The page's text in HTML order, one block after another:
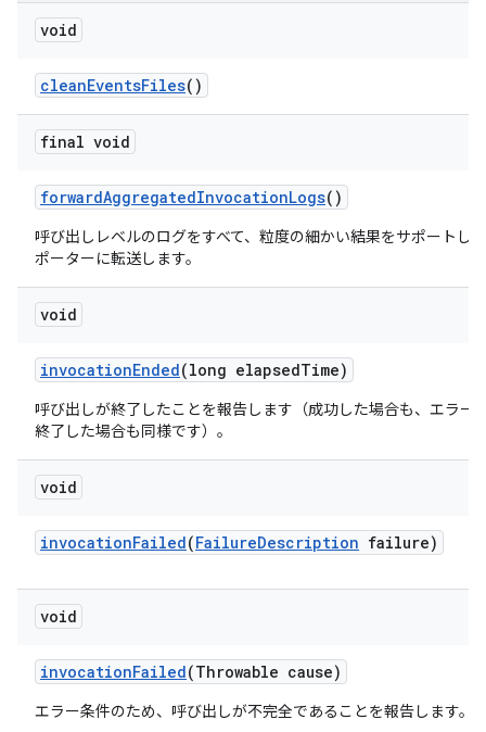
void
cleanEventsFiles()
final void
forwardAggregatedInvocationLogs()
呼び出しレベルのログをすべて、粒度の細かい結果をサポートし
ポーターに転送します。
void
invocationEnded(long elapsedTime)
呼び出しが終了したことを報告します（成功した場合も、エラー
終了した場合も同様です）。
void
invocationFailed(FailureDescription failure)
void
invocationFailed(Throwable cause)
エラー条件のため、呼び出しが不完全であることを報告します。